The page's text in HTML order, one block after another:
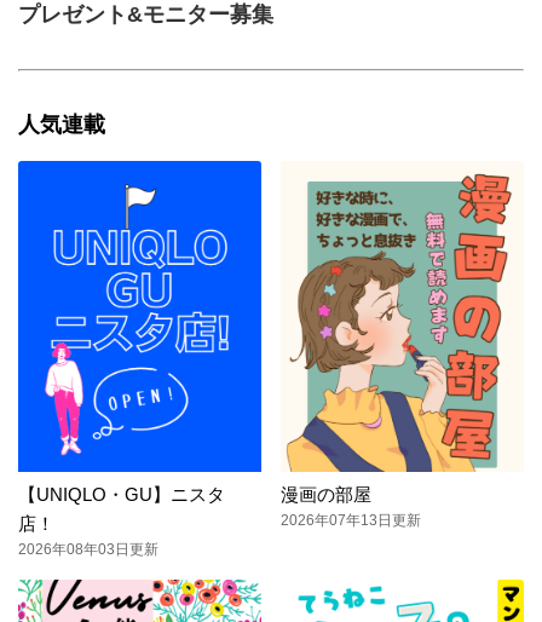
プレゼント&モニター募集
人気連載
【UNIQLO・GU】ニスタ
店！
2026年08年03日更新
漫画の部屋
2026年07年13日更新